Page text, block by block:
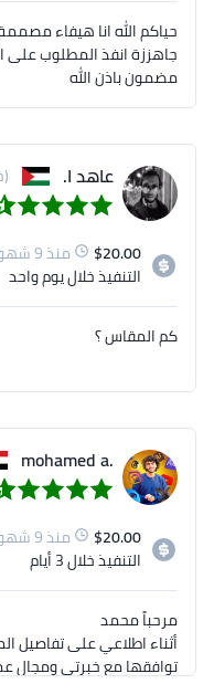
حياكم الله انا هيفاء
جاهززة انفذ المطلوب
مضمون باذن الله
عاهد ا.
$20.00
منذ 9 شهور
التنفيذخلال يوم واحد
كم المقاس ؟
.mohamed a
$20.00
منذ 9 شهور
التنفيذخلال 3 أيام